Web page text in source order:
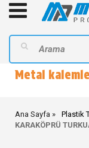
Metal
Ana Sayfa
Plastik
KARAKÖPRÜ